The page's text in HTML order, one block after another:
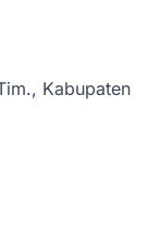
Kabupaten